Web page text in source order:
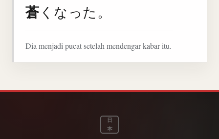
蒼くなった。
Dia menjadi pucat setelah mendengar kabar itu.
日
本